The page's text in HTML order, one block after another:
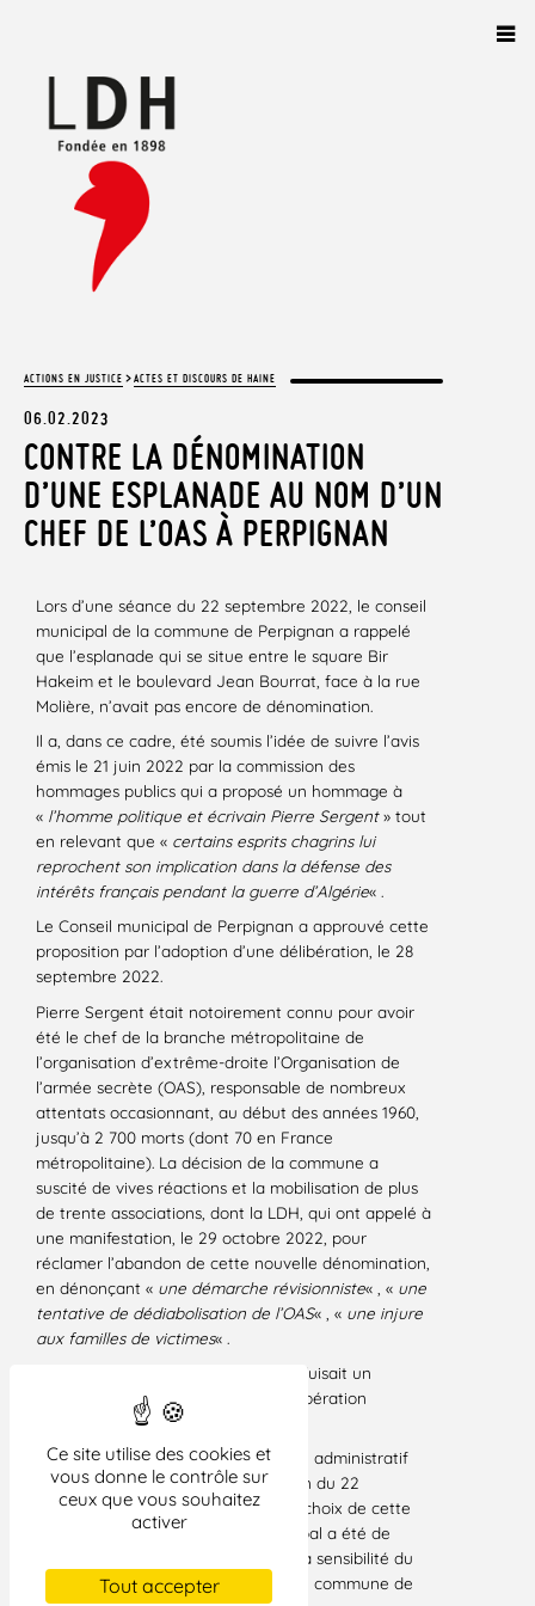
Ce site utilise des cookies et
vous donne le contrôle sur
ceux que vous souhaitez
activer
Tout accepter
ACTIONS EN JUSTICE >ACTES ET DISCOURS DE HAINE
06.02.2023
CONTRE LA DÉNOMINATION
D’UNE ESPLANADE AU NOM D’UN
CHEF DE L’OAS À PERPIGNAN
Lors d’une séance du 22 septembre 2022, le conseil
municipal de la commune de Perpignan a rappelé
que l’esplanade qui se situe entre le square Bir
Hakeim et le boulevard Jean Bourrat, face à la rue
Molière, n’avait pas encore de dénomination.
Il a, dans ce cadre, été soumis l’idée de suivre l’avis
émis le 21 juin 2022 par la commission des
hommages publics qui a proposé un hommage à
« l’homme politique et écrivain Pierre Sergent» tout
en relevant que « certains esprits chagrins lui
reprochent son implication dans la défense des
intérêts français pendant la guerre d’Algérie« .
Le Conseil municipal de Perpignan a approuvé cette
proposition par l’adoption d’une délibération, le 28
septembre 2022.
Pierre Sergent était notoirement connu pour avoir
été le chef de la branche métropolitaine de
l’organisation d’extrême-droite l’Organisation de
l’armée secrète (OAS), responsable de nombreux
attentats occasionnant, au début des années 1960,
jusqu’à 2 700 morts (dont 70 en France
métropolitaine). La décision de la commune a
suscité de vives réactions et la mobilisation de plus
de trente associations, dont la LDH, qui ont appelé à
une manifestation, le 29 octobre 2022, pour
réclamer l’abandon de cette nouvelle dénomination,
en dénonçant « une démarche révisionniste« , « une
tentative de dédiabolisation de l’OAS« , « une injure
aux familles de victimes« .
Le 23 novembre 2022, la LDH introduisait un
recours en annulation contre la délibération
En date du 4 février 2025, le tribunal administratif
de Montpellier annule la délibération du 22
septembre 2022 en jugeant que le choix de cette
dénomination par le Conseil municipal a été de
nature à heurter significativement la sensibilité du
public, y compris au-delà de la seule commune de